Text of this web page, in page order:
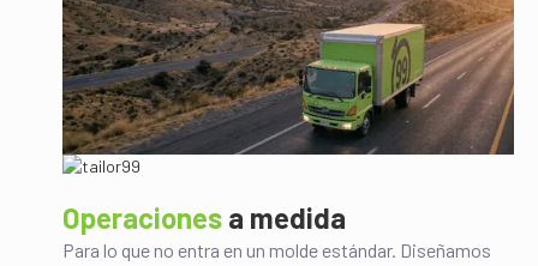
Operaciones a medida
Para lo que no entra en un molde estándar. Diseñamos